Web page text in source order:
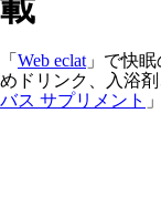
「 Web eclat 」で快
めドリンク、入浴
バス サプリメント